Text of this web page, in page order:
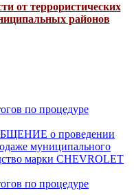
от террористических
районов
по процедуре
о проведении
муниципального
марки CHEVROLET
по процедуре